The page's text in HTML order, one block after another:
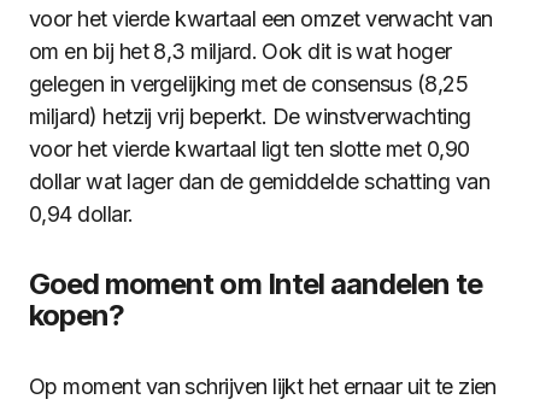
voor het vierde kwartaal een omzet verwacht van
om en bij het 8,3 miljard. Ook dit is wat hoger
gelegen in vergelijking met de consensus (8,25
miljard) hetzij vrij beperkt. De winstverwachting
voor het vierde kwartaal ligt ten slotte met 0,90
dollar wat lager dan de gemiddelde schatting van
0,94 dollar.
Goed moment om Intel aandelen te
kopen?
Op moment van schrijven lijkt het ernaar uit te zien